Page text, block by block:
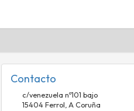
Contacto
c/venezuela nº101 bajo
15404 Ferrol,A Coruña